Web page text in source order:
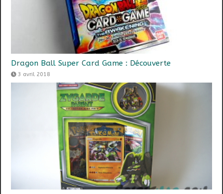
Dragon Ball Super Card Game : Découverte
3 avril 2018